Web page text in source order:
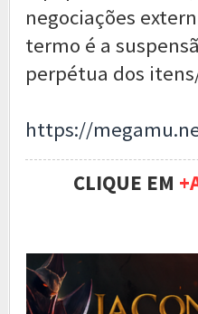
negociações
termo é a
perpétua dos
https://
CLIQUE EM